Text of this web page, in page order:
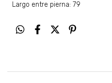
Largo entre pierna: 79